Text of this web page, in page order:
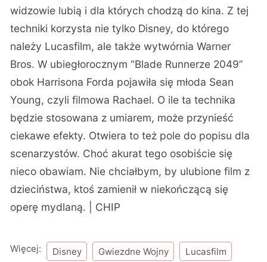
widzowie lubią i dla których chodzą do kina. Z tej
techniki korzysta nie tylko Disney, do którego
należy Lucasfilm, ale także wytwórnia Warner
Bros. W ubiegłorocznym “Blade Runnerze 2049”
obok Harrisona Forda pojawiła się młoda Sean
Young, czyli filmowa Rachael. O ile ta technika
będzie stosowana z umiarem, może przynieść
ciekawe efekty. Otwiera to też pole do popisu dla
scenarzystów. Choć akurat tego osobiście się
nieco obawiam. Nie chciałbym, by ulubione film z
dzieciństwa, ktoś zamienił w niekończącą się
operę mydlaną. | CHIP
Więcej: Disney Gwiezdne Wojny Lucasfilm